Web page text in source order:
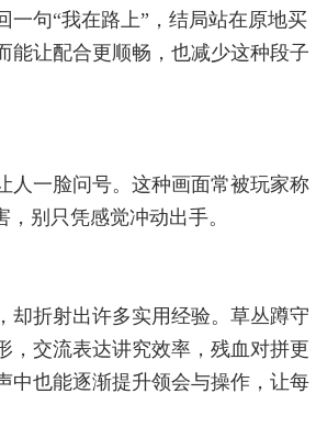
句“我在路上”，结局站在原地买
能让配合更顺畅，也减少这种段子
人一脸问号。这种画面常被玩家称
别只凭感觉冲动出手。
却折射出许多实用经验。草丛蹲守
，交流表达讲究效率，残血对拼更
中也能逐渐提升领会与操作，让每